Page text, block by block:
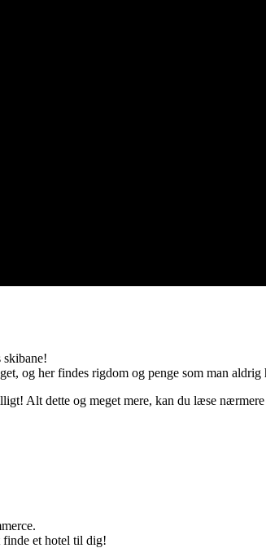
skibane!
og her findes rigdom og penge som man aldrig
Alt dette og meget mere, kan du læse
finde et hotel til dig!